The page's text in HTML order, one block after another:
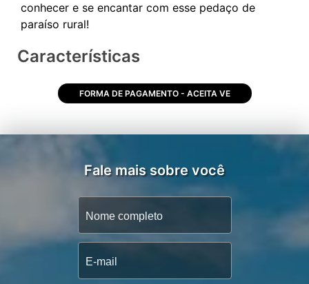
conhecer e se encantar com esse pedaço de
Características
FORMA DE PAGAMENTO - ACEITA VE
Fale mais sobre você